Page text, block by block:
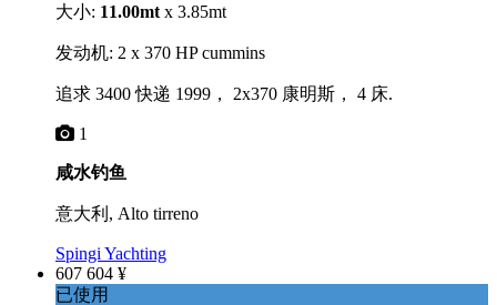
大小: 11.00mt x 3.85mt
发动机: 2 x 370 HP cummins
追求 3400 快递 1999， 2x370 康明斯， 4 床.
1
咸水钓鱼
意大利, Alto tirreno
Spingi Yachting
607 604 ¥
已使用